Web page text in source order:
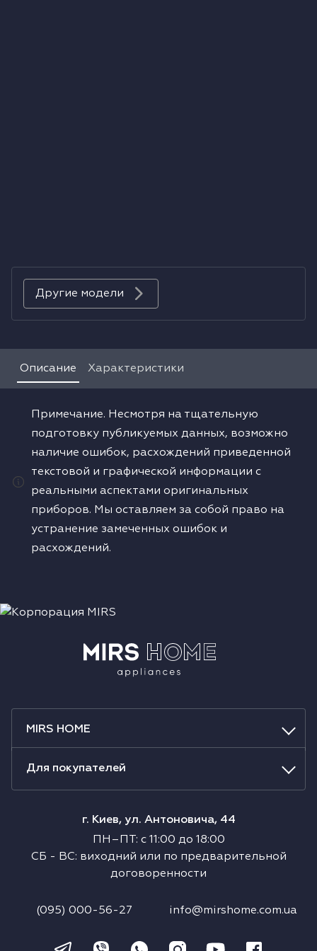
Аксессуары к крупной бытовой технике
Поверхности со встроенной вытяжкой
Сушильные машины
Другие модели
Описание Характеристики
Примечание. Несмотря на тщательную
подготовку публикуемых данных, возможно
наличие ошибок, расхождений приведенной
текстовой и графической информации с
реальными аспектами оригинальных
приборов. Мы оставляем за собой право на
устранение замеченных ошибок и
расхождений.
MIRS HOME
Для покупателей
г. Киев, ул. Антоновича, 44
ПН–ПТ : с11:00 до 18:00
СБ - ВС: виходний или по предварительной
договоренности
info@mirshome.com.ua
(095) 000-56-27